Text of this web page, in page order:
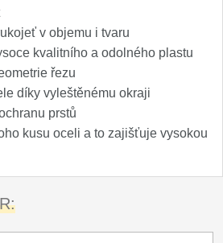
v objemu i tvaru
kvalitního a odolného plastu
řezu
díky vyleštěnému okraji
prstů
kusu oceli a to zajišťuje vysokou